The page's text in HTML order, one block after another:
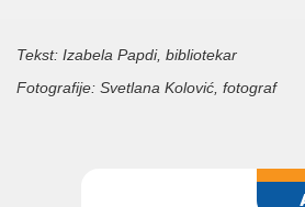
Tekst: Izabela Papdi, bibliotekar
Fotografije: Svetlana Kolović, fotograf